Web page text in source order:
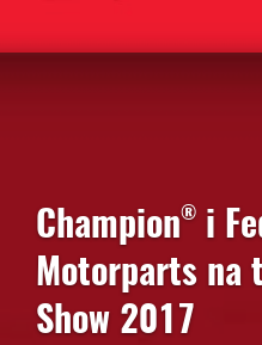
Champion® i
Motorparts na
Show 2017